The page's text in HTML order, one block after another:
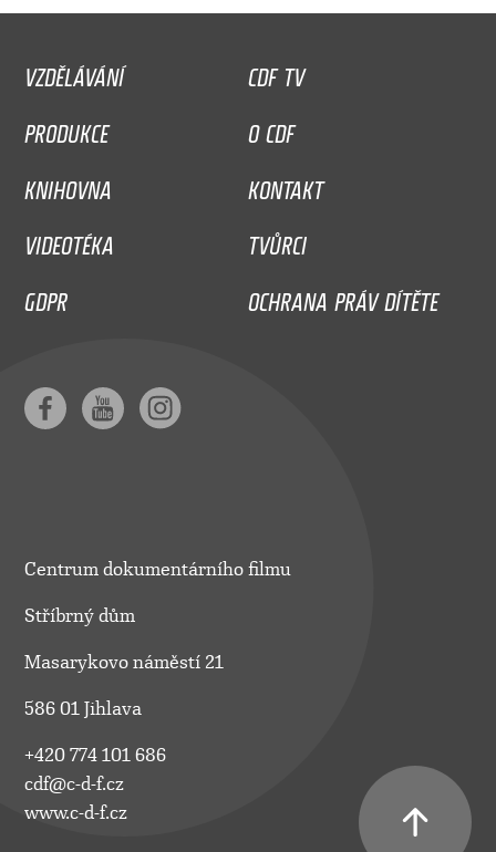
VZDĚLÁVÁNÍ
CDF TV
PRODUKCE
O CDF
KNIHOVNA
KONTAKT
VIDEOTÉKA
TVŮRCI
GDPR
OCHRANA PRÁV DÍTĚTE
Centrum dokumentárního filmu
Stříbrný dům
Masarykovo náměstí 21
586 01 Jihlava
+420 774 101 686
cdf@c-d-f.cz
www.c-d-f.cz